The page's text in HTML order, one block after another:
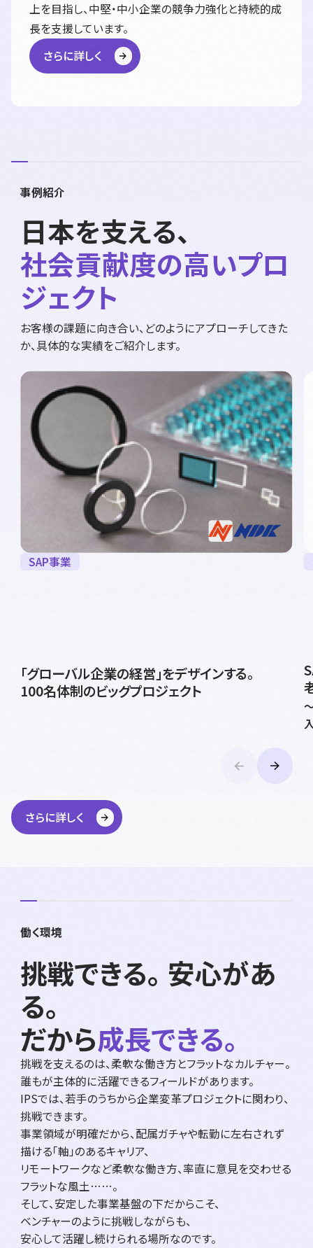
上を目指し、中堅・中小企業の競争力強化と持続的成
長を支援しています。
さらに詳しく
事例紹介
日本を支える、
社会貢献度の高いプロ
ジェクト
お客様の課題に向き合い、どのようにアプローチしてきた
か、具体的な実績をご紹介します。
SAP事業
「グローバル企業の経営」をデザインする。
100名体制のビッグプロジェクト
さらに詳しく
働く環境
挑戦できる。 安心があ
る。
だから成長できる。
挑戦を支えるのは、柔軟な働き方とフラットなカルチャー。
誰もが主体的に活躍できるフィールドがあります。
IPSでは、若手のうちから企業変革プロジェクトに関わり、
挑戦できます。
事業領域が明確だから、配属ガチャや転勤に左右されず
描ける「軸」のあるキャリア、
リモートワークなど柔軟な働き方、率直に意見を交わせる
フラットな風土……。
そして、安定した事業基盤の下だからこそ、
ベンチャーのように挑戦しながらも、
安心して活躍し続けられる場所なのです。